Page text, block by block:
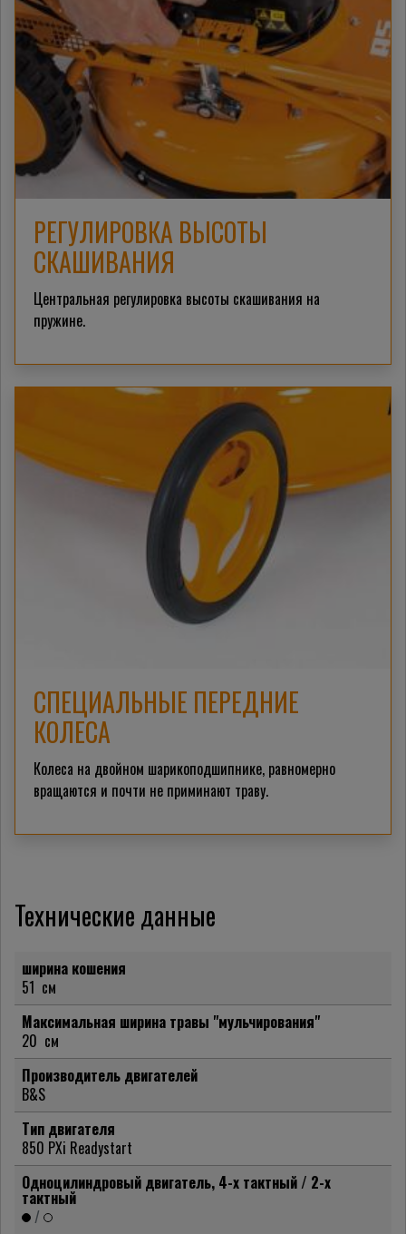
РЕГУЛИРОВКА ВЫСОТЫ
СКАШИВАНИЯ
Центральная регулировка высоты скашивания на
пружине.
СПЕЦИАЛЬНЫЕ ПЕРЕДНИЕ
КОЛЕСА
Колеса на двойном шарикоподшипнике, равномерно
вращаются и почти не приминают траву.
Технические данные
ширина кошения
51 см
Максимальная ширина травы "мульчирования"
20 см
Производитель двигателей
B&S
Тип двигателя
850 PXi Readystart
Одноцилиндровый двигатель, 4-х тактный / 2-х
тактный
/